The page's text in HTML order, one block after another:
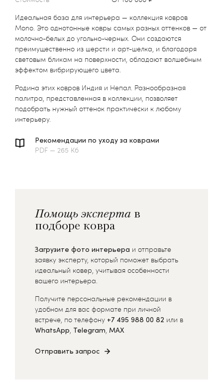
Идеальная база для интерьера — коллекция ковров
Mono. Это однотонные ковры самых разных оттенков — от
молочно-белых до угольно-черных. Они создаются
преимущественно из шерсти и арт-шелка, и благодаря
световым бликам на поверхности, обладают волшебным
эффектом вибрирующего цвета.
Родина этих ковров Индия и Непал. Разнообразная
палитра, представленная в коллекции, позволяет
подобрать нужный оттенок практически к любому
интерьеру.
Рекомендации по уходу за коврами
PDF — 265 Кб
Помощь эксперта в
подборе ковра
Загрузите фото интерьера и отправьте
заявку эксперту, который поможет выбрать
идеальный ковер, учитывая особенности
вашего интерьера.
Получите персональные рекомендации в
удобном для вас формате при личной
встрече, по телефону +7 495 988 00 82 или в
WhatsApp, Telegram, MAX
Отправить запрос